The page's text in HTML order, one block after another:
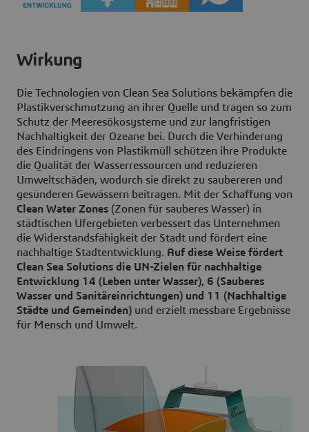
Wirkung
Die Technologien von Clean Sea Solutions bekämpfen die
Plastikverschmutzung an ihrer Quelle und tragen so zum
Schutz der Meeresökosysteme und zur langfristigen
Nachhaltigkeit der Ozeane bei. Durch die Verhinderung
des Eindringens von Plastikmüll schützen ihre Produkte
die Qualität der Wasserressourcen und reduzieren
Umweltschäden, wodurch sie direkt zu saubereren und
gesünderen Gewässern beitragen. Mit der Schaffung von
Clean Water Zones (Zonen für sauberes Wasser) in
städtischen Ufergebieten verbessert das Unternehmen
die Widerstandsfähigkeit der Stadt und fördert eine
nachhaltige Stadtentwicklung. Auf diese Weise fördert
Clean Sea Solutions die UN-Zielen für nachhaltige
Entwicklung 14 (Leben unter Wasser), 6 (Sauberes
Wasser und Sanitäreinrichtungen) und 11 (Nachhaltige
Städte und Gemeinden) und erzielt messbare Ergebnisse
für Mensch und Umwelt.